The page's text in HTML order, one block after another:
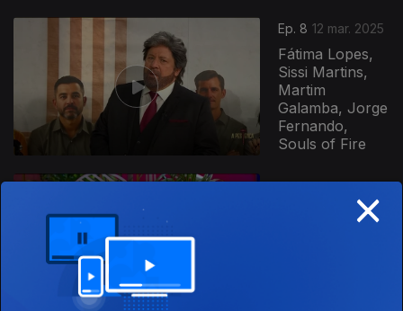
Ep. 8 12 mar. 2025
Fátima Lopes,
Sissi Martins,
Martim
Galamba, Jorge
Fernando,
Souls of Fire
Júlia Pinheiro,
×